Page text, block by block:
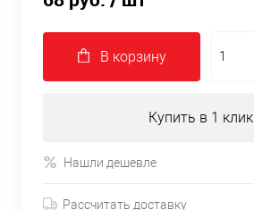
В корзину
Купить в 1 клик
Нашли дешевле
Рассчитать доставку